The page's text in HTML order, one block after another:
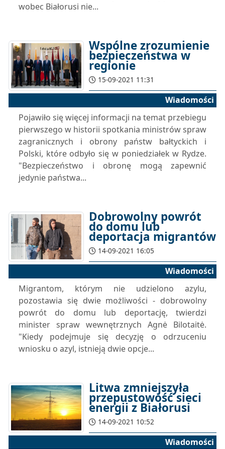
wobec Białorusi nie...
Wspólne zrozumienie
bezpieczeństwa w
regionie
15-09-2021 11:31
Wiadomości
Pojawiło się więcej informacji na temat przebiegu
pierwszego w historii spotkania ministrów spraw
zagranicznych i obrony państw bałtyckich i
Polski, które odbyło się w poniedziałek w Rydze.
"Bezpieczeństwo i obronę mogą zapewnić
jedynie państwa...
Dobrowolny powrót
do domu lub
deportacja migrantów
14-09-2021 16:05
Wiadomości
Migrantom, którym nie udzielono azylu,
pozostawia się dwie możliwości - dobrowolny
powrót do domu lub deportację, twierdzi
minister spraw wewnętrznych Agnė Bilotaitė.
"Kiedy podejmuje się decyzję o odrzuceniu
wniosku o azyl, istnieją dwie opcje...
Litwa zmniejszyła
przepustowość sieci
energii z Białorusi
14-09-2021 10:52
Wiadomości